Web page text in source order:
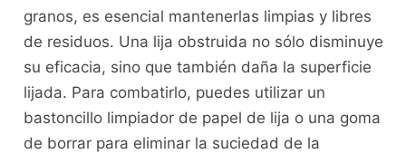
granos, es esencial mantenerlas limpias y libres
de residuos. Una lija obstruida no sólo disminuye
su eficacia, sino que también daña la superficie
lijada. Para combatirlo, puedes utilizar un
bastoncillo limpiador de papel de lija o una goma
de borrar para eliminar la suciedad de la